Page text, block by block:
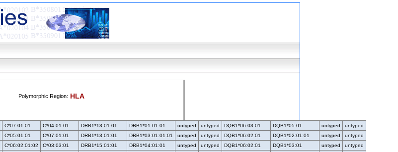
Polymorphic Region: HLA
C*07:01:01 C*04:01:01 DRB1*13:01:01 DRB1*01:01:01 untyped untyped DQB1*06:03:01 DQB1*05:01 untyped
untyped
C*05:01:01 C*07:01:01 DRB1*13:01:01 DRB1*03:01:01:01 untyped untyped DQB1*06:02:01 DQB1*02:01:01 untyped
untyped
C*06:02:01:02 C*03:03:01 DRB1*15:01:01 DRB1*04:01:01 untyped untyped DQB1*06:02:01 DQB1*03:01 untyped
untyped